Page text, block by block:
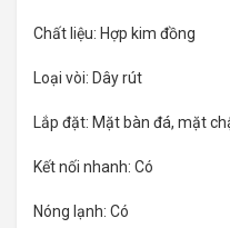
Chất liệu: Hợp kim đồng
Loại vòi: Dây rút
Lắp đặt: Mặt bàn đá, mặt
Kết nối nhanh: Có
Nóng lạnh: Có